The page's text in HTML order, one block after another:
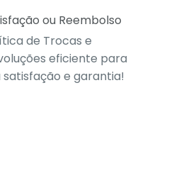
ou Reembolso
de Trocas e
eficiente para
satisfação e garantia!